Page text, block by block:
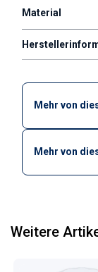
Material
Mehr von
Mehr von
Weitere